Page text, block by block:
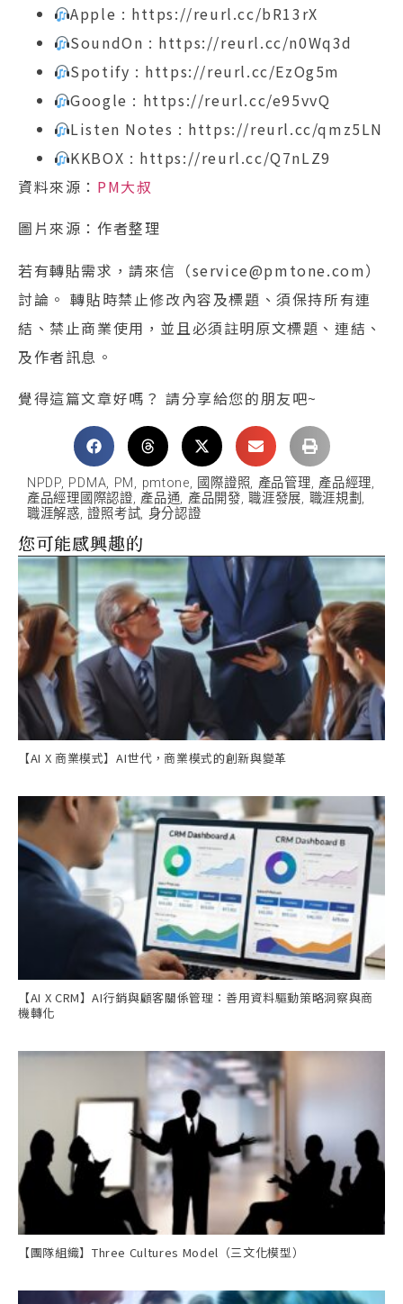
Apple : https://reurl.cc/bR13rX
SoundOn : https://reurl.cc/n0Wq3d
Spotify : https://reurl.cc/EzOg5m
Google : https://reurl.cc/e95vvQ
Listen Notes : https://reurl.cc/qmz5LN
KKBOX : https://reurl.cc/Q7nLZ9
資料來源： PM大叔
圖片來源：作者整理
若有轉貼需求，請來信（service@pmtone.com）
討論。 轉貼時禁止修改內容及標題、須保持所有連
結、禁止商業使用，並且必須註明原文標題、連結、
及作者訊息。
覺得這篇文章好嗎？ 請分享給您的朋友吧~
NPDP, PDMA, PM, pmtone, 國際證照, 產品管理, 產品經理,
產品經理國際認證, 產品通, 產品開發,職涯發展, 職涯規劃 ,
職涯解惑,證照考試, 身分認證
您可能感興趣的
【AI X 商業模式】AI世代，商業模式的創新與變革
【AI X CRM】AI行銷與顧客關係管理：善用資料驅動策略洞察與商
機轉化
【團隊組織】Three Cultures Model（三文化模型）